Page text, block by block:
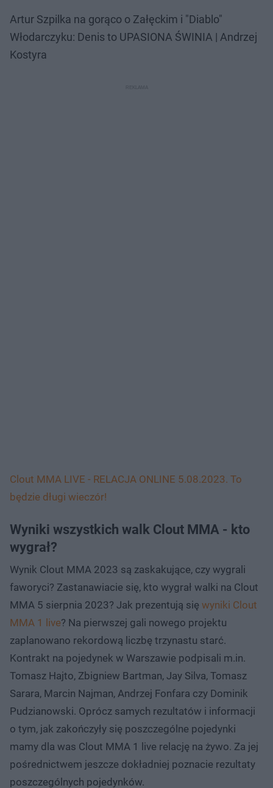
Artur Szpilka na gorąco o Załęckim i "Diablo"
Włodarczyku: Denis to UPASIONA ŚWINIA | Andrzej
Kostyra
Clout MMA LIVE - RELACJA ONLINE 5.08.2023. To
będzie długi wieczór!
Wyniki wszystkich walk Clout MMA - kto
wygrał?
Wynik Clout MMA 2023 są zaskakujące, czy wygrali
faworyci? Zastanawiacie się, kto wygrał walki na Clout
MMA 5 sierpnia 2023? Jak prezentują się wyniki Clout
MMA 1 live? Na pierwszej gali nowego projektu
zaplanowano rekordową liczbę trzynastu starć.
Kontrakt na pojedynek w Warszawie podpisali m.in.
Tomasz Hajto, Zbigniew Bartman, Jay Silva, Tomasz
Sarara, Marcin Najman, Andrzej Fonfara czy Dominik
Pudzianowski. Oprócz samych rezultatów i informacji
o tym, jak zakończyły się poszczególne pojedynki
mamy dla was Clout MMA 1 live relację na żywo. Za jej
pośrednictwem jeszcze dokładniej poznacie rezultaty
poszczególnych pojedynków.